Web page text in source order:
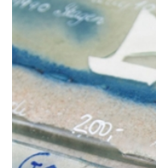
FORSIDE
ERHVERVSINDRETNING
KONTAKT